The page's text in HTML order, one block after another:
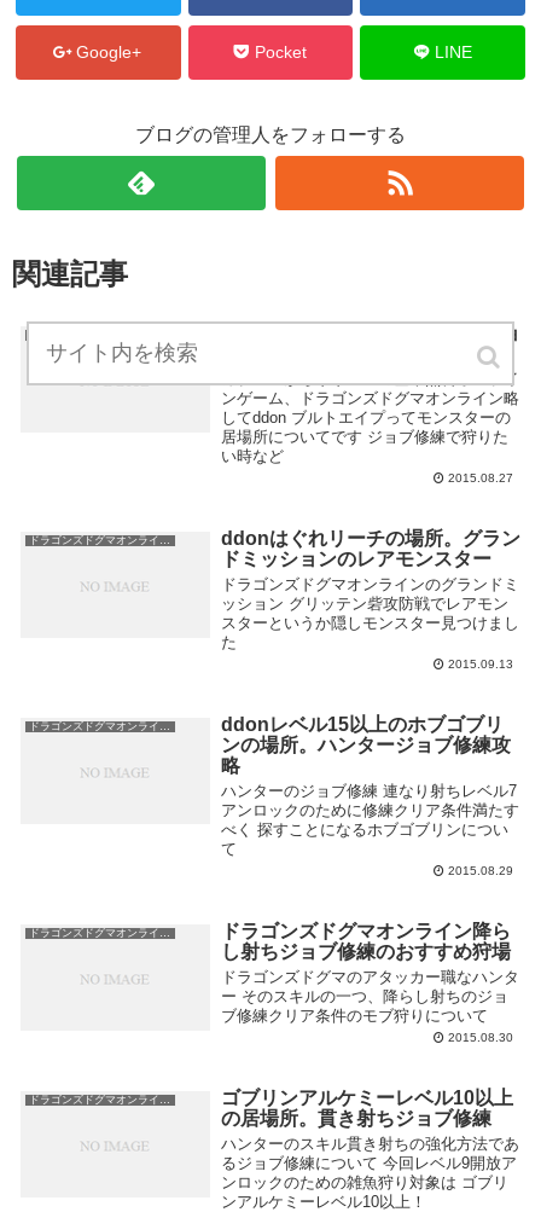
Google+ Pocket LINE
ブログの管理人をフォローする
関連記事
ddonブルトエイプの居場所。ジョ
ブ修練でレベル10以上を倒せなど
カプコンからリリースの基本無料オンライ
ンゲーム、ドラゴンズドグマオンライン略
してddon ブルトエイプってモンスターの
居場所についてです ジョブ修練で狩りた
い時など
2015.08.27
ドラゴンズドグマオンライン攻略
ddonはぐれリーチの場所。グラン
ドミッションのレアモンスター
ドラゴンズドグマオンラインのグランドミ
ッション グリッテン砦攻防戦でレアモン
スターというか隠しモンスター見つけまし
た
2015.09.13
ドラゴンズドグマオンライン攻略
ddonレベル15以上のホブゴブリ
ンの場所。ハンタージョブ修練攻
略
ハンターのジョブ修練 連なり射ちレベル7
アンロックのために修練クリア条件満たす
べく 探すことになるホブゴブリンについ
て
2015.08.29
ドラゴンズドグマオンライン攻略
ドラゴンズドグマオンライン降ら
し射ちジョブ修練のおすすめ狩場
ドラゴンズドグマのアタッカー職なハンタ
ー そのスキルの一つ、降らし射ちのジョ
ブ修練クリア条件のモブ狩りについて
2015.08.30
ドラゴンズドグマオンライン攻略
ゴブリンアルケミーレベル10以上
の居場所。貫き射ちジョブ修練
ハンターのスキル貫き射ちの強化方法であ
るジョブ修練について 今回レベル9開放ア
ンロックのための雑魚狩り対象は ゴブリ
ンアルケミーレベル10以上！